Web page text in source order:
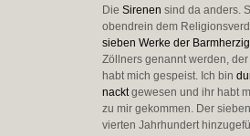
DieSirenen sind da anders.
obendrein dem
sieben Werke der
Zöllners genannt werden,
habt mich gespeist. Ich bin
nacktgewesen und ihr habt
zu mir gekommen. Der
vierten Jahrhundert